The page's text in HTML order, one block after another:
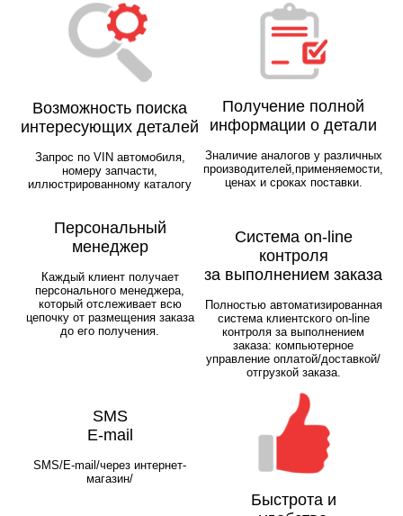
Возможность поиска
интересующих деталей
Запрос по VIN автомобиля,
номеру запчасти,
иллюстрированному каталогу
Получение полной
информации о детали
Зналичие аналогов у различных
производителей,применяемости,
ценах и сроках поставки.
Персональный
менеджер
Каждый клиент получает
персонального менеджера,
который отслеживает всю
цепочку от размещения заказа
до его получения.
Система on-line
контроля
за выполнением заказа
Полностью автоматизированная
система клиентского on-line
контроля за выполнением
заказа: компьютерное
управление оплатой/доставкой/
отгрузкой заказа.
SMS
E-mail
SMS/E-mail/через интернет-
магазин/
Быстрота и